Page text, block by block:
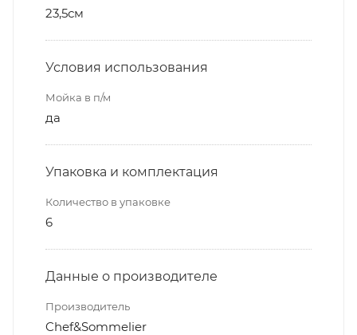
23,5см
Условия использования
Мойка в п/м
да
Упаковка и комплектация
Количество в упаковке
6
Данные о производителе
Производитель
Chef&Sommelier